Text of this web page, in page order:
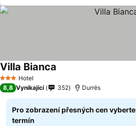
3 Počet hvězdiček
Hotel
Villa Bianca
8,8 Vynikající 352 Durrës
Pro zobrazení přesných cen vyberte
termín